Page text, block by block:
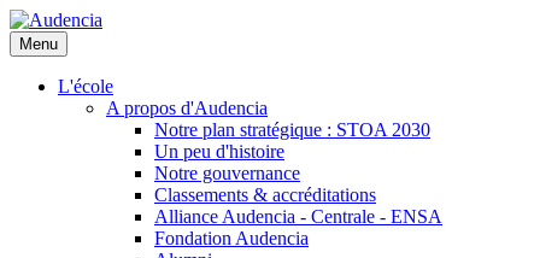
Aller
au
contenu
principal
Menu
L'école
A propos d'Audencia
Notre plan stratégique : STOA 2030
Un peu d'histoire
Notre gouvernance
Classements & accréditations
Alliance Audencia - Centrale - ENSA
Fondation Audencia